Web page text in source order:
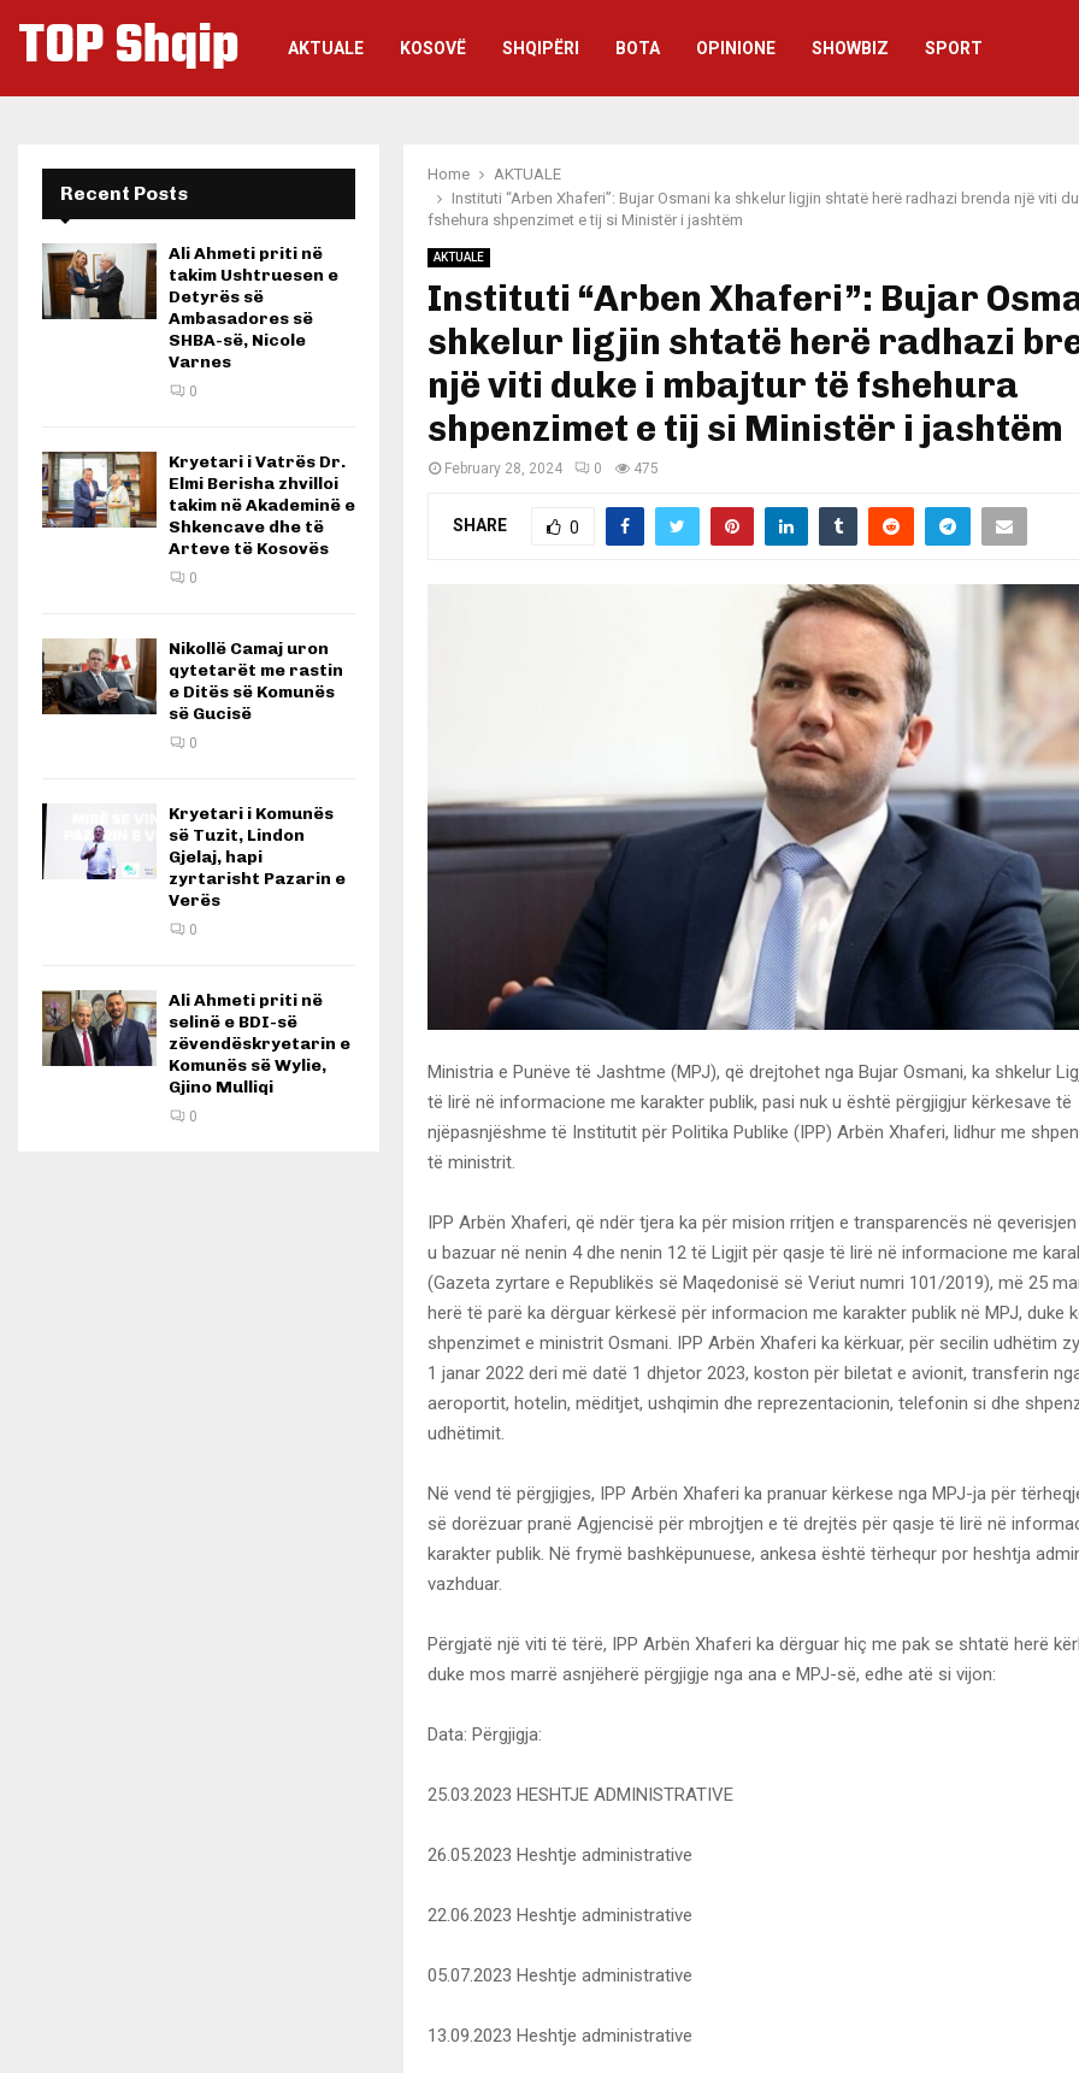
TOP Shqip AKTUALE KOSOVË SHQIPËRI BOTA OPINIONE SHOWBIZ SPORT
Home
AKTUALE
Instituti “Arben Xhaferi”: Bujar Osmani ka shkelur ligjin shtatë herë radhazi brenda një viti
fshehura shpenzimet e tij si Ministër i jashtëm
AKTUALE
Instituti “Arben Xhaferi”: Bujar
shkelur ligjin shtatë herë radhazi
një viti duke i mbajtur të fshehura
shpenzimet e tij si Ministër i jashtëm
February 28, 2024 0 475
SHARE 0
Ministria e Punëve të Jashtme (MPJ), që drejtohet nga Bujar Osmani, ka shkelur
të lirë në informacione me karakter publik, pasi nuk u është përgjigjur kërkesave të
njëpasnjëshme të Institutit për Politika Publike (IPP) Arbën Xhaferi, lidhur me
të ministrit.
IPP Arbën Xhaferi, që ndër tjera ka për mision rritjen e transparencës në
u bazuar në nenin 4 dhe nenin 12 të Ligjit për qasje të lirë në informacione me
(Gazeta zyrtare e Republikës së Maqedonisë së Veriut numri 101/2019), më 25
herë të parë ka dërguar kërkesë për informacion me karakter publik në MPJ, duke
shpenzimet e ministrit Osmani. IPP Arbën Xhaferi ka kërkuar, për secilin udhëtim
1 janar 2022 deri më datë 1 dhjetor 2023, koston për biletat e avionit, transferin
aeroportit, hotelin, mëditjet, ushqimin dhe reprezentacionin, telefonin si dhe
udhëtimit.
Në vend të përgjigjes, IPP Arbën Xhaferi ka pranuar kërkese nga MPJ-ja për
së dorëzuar pranë Agjencisë për mbrojtjen e të drejtës për qasje të lirë në
karakter publik. Në frymë bashkëpunuese, ankesa është tërhequr por heshtja
vazhduar.
Përgjatë një viti të tërë, IPP Arbën Xhaferi ka dërguar hiç me pak se shtatë herë
duke mos marrë asnjëherë përgjigje nga ana e MPJ-së, edhe atë si vijon:
Data: Përgjigja:
25.03.2023 HESHTJE ADMINISTRATIVE
26.05.2023 Heshtje administrative
22.06.2023 Heshtje administrative
05.07.2023 Heshtje administrative
13.09.2023 Heshtje administrative
Recent Posts
Ali Ahmeti priti në
takim Ushtruesen e
Detyrës së
Ambasadores së
SHBA-së, Nicole
Varnes
0
Kryetari i Vatrës Dr.
Elmi Berisha zhvilloi
takim në Akademinë e
Shkencave dhe të
Arteve të Kosovës
0
Nikollë Camaj uron
qytetarët me rastin
e Ditës së Komunës
së Gucisë
0
Kryetari i Komunës
së Tuzit, Lindon
Gjelaj, hapi
zyrtarisht Pazarin e
Verës
0
Ali Ahmeti priti në
selinë e BDI-së
zëvendëskryetarin e
Komunës së Wylie,
Gjino Mulliqi
0